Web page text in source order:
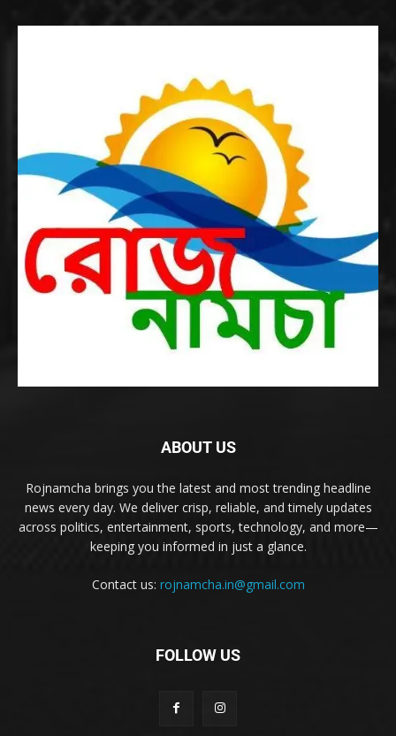
ABOUT US
Rojnamcha brings you the latest and most trending headline
news every day. We deliver crisp, reliable, and timely updates
across politics, entertainment, sports, technology, and more—
keeping you informed in just a glance.
Contact us: rojnamcha.in@gmail.com
FOLLOW US